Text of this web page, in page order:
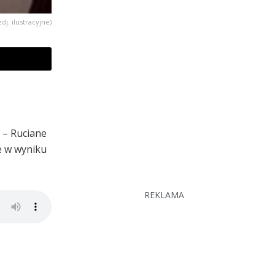
ilustracyjne)
Ruciane
w wyniku
REKLAMA